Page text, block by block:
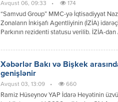
Avqust 06, 09:33 • 174
“Samvud Group” MMC-yə İqtisadiyyat
Zonaların İnkişafı Agentliyinin (İZİA)
Parkının rezidenti statusu verilib. İZİA-
layihəsi çərçivəsində 100-dən çox iş
Xəbərlər Bakı və Bişkek
genişlənir
Avqust 03, 13:09 • 660
Ramiz Hüseynov YAP İdarə Heyətinin